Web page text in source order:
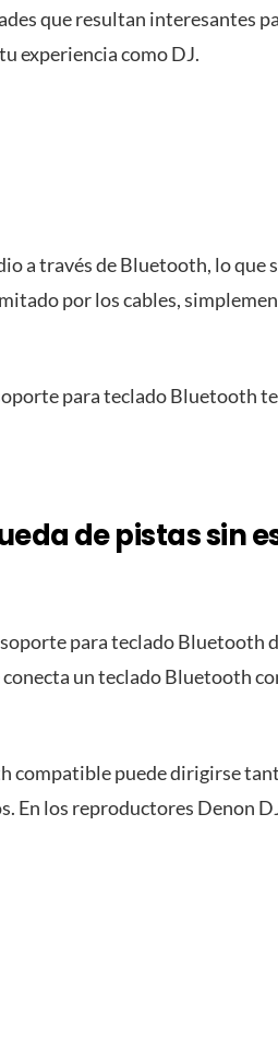
que resultan interesantes
experiencia como DJ.
a través de Bluetooth, lo que
por los cables,
para teclado Bluetooth
de pistas sin
para teclado Bluetooth
un teclado Bluetooth
puede dirigirse
En los reproductores Denon